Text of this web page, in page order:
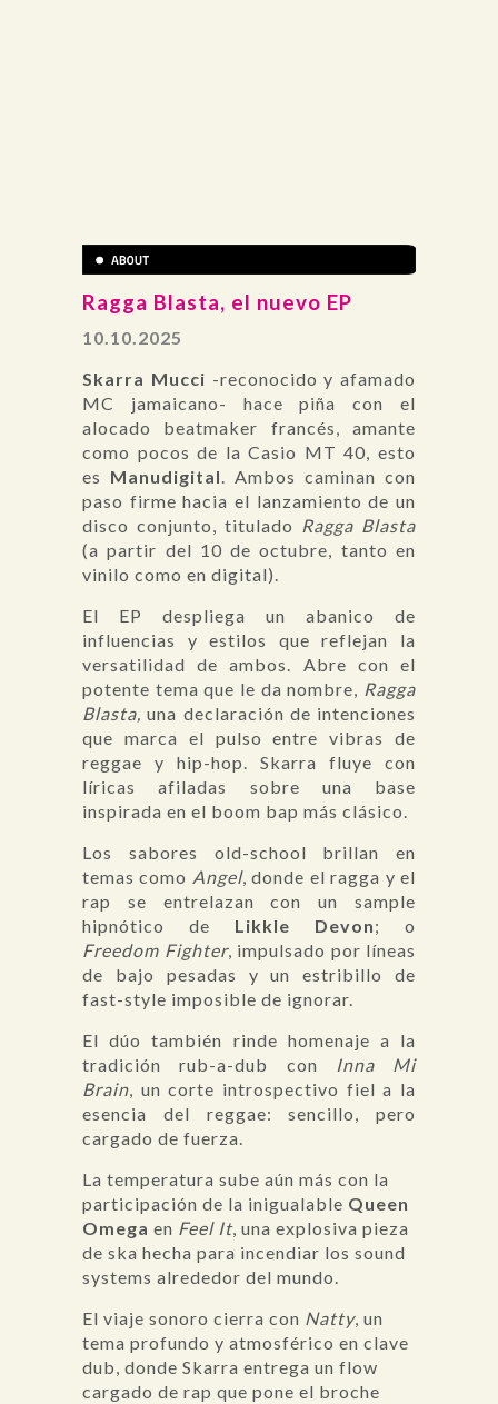
Ragga Blasta, el nuevo EP
10.10.2025
Skarra Mucci -reconocido y afamado
MC jamaicano- hace piña con el
alocado beatmaker francés, amante
como pocos de la Casio MT 40, esto
es Manudigital. Ambos caminan con
paso firme hacia el lanzamiento de un
disco conjunto, titulado Ragga Blasta
(a partir del 10 de octubre, tanto en
vinilo como en digital).
El EP despliega un abanico de
influencias y estilos que reflejan la
versatilidad de ambos. Abre con el
potente tema que le da nombre, Ragga
Blasta, una declaración de intenciones
que marca el pulso entre vibras de
reggae y hip-hop. Skarra fluye con
líricas afiladas sobre una base
inspirada en el boom bap más clásico.
Los sabores old-school brillan en
temas como Angel, donde el ragga y el
rap se entrelazan con un sample
hipnótico de Likkle Devon; o
Freedom Fighter, impulsado por líneas
de bajo pesadas y un estribillo de
fast-style imposible de ignorar.
El dúo también rinde homenaje a la
tradición rub-a-dub con
Inna Mi
Brain, un corte introspectivo fiel a la
esencia del reggae: sencillo, pero
cargado de fuerza.
La temperatura sube aún más con la
participación de la inigualable Queen
Omega en Feel It, una explosiva pieza
de ska hecha para incendiar los sound
systems alrededor del mundo.
El viaje sonoro cierra con Natty, un
tema profundo y atmosférico en clave
dub, donde Skarra entrega un flow
cargado de rap que pone el broche